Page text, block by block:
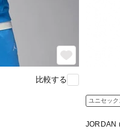
比較する
ユニセック
JORDAN